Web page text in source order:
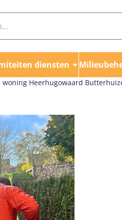
diensten
Heerhugowaard